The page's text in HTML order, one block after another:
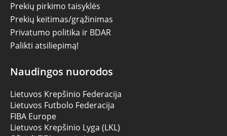
Prekių pirkimo taisyklės
Prekių keitimas/grąžinimas
Privatumo politika ir BDAR
Palikti atsiliepimą!
Naudingos nuorodos
Lietuvos Krepšinio Federacija
Lietuvos Futbolo Federacija
FIBA Europe
Lietuvos Krepšinio Lyga (LKL)